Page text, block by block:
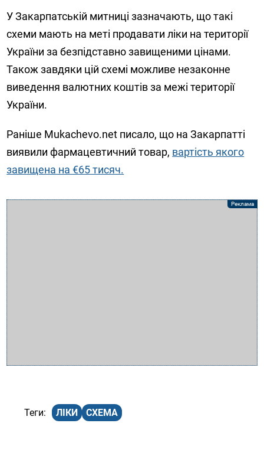
У Закарпатській митниці зазначають, що такі
схеми мають на меті продавати ліки на території
України за безпідставно завищеними цінами.
Також завдяки цій схемі можливе незаконне
виведення валютних коштів за межі території
України.
Раніше Mukachevo.net писало, що на Закарпатті
виявили фармацевтичний товар, вартість якого
завищена на €65 тисяч.
ЛІКИ СХЕМА